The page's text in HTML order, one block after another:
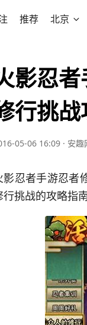
推荐 北京
影忍
行挑
05-06 16:09 · 安趣
影忍者手游忍者
行挑战的攻略指